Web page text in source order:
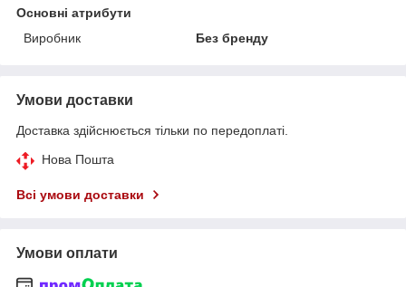
Основні атрибути
Виробник
Без бренду
Умови доставки
Доставка здійснюється тільки по передоплаті.
Нова Пошта
Всі умови доставки
Умови оплати